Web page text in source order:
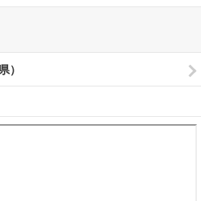
いました。 CD発売前でし
んがあ
ねていて笑えました。 忘れちゃっ
）